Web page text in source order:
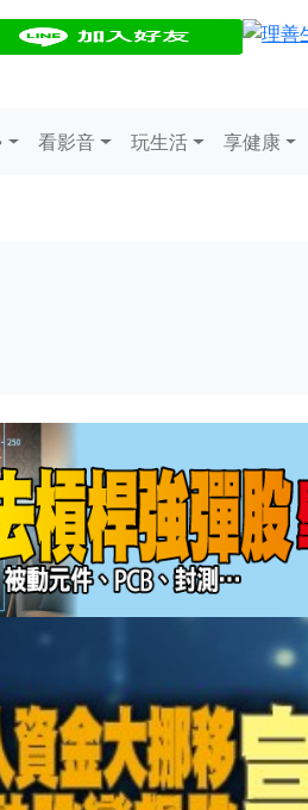
看影音 玩生活 享健康